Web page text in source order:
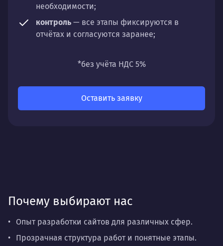
необходимости;
контроль — все этапы фиксируются в
отчётах и согласуются заранее;
направлений: стратегии, настройки,
*без учёта НДС 5%
Оставить заявку
Почему выбирают нас
Опыт разработки сайтов для различных сфер.
Прозрачная структура работ и понятные этапы.